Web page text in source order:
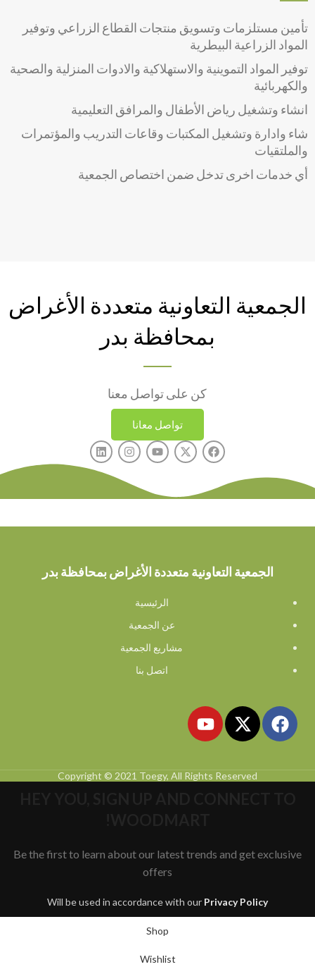
تأمين مستلزمات وتسويق منتجات القطاع الزراعي وتوفير
المواد الزراعية البيطرية
توفير المواد التموينية والاستهلاكية والادوات المنزلية والصحية
والكهربائية
انشاء وتشغيل رياض الأطفال والمرافق التعليمية
شاء وادارة وتشغيل المكتبات وقاعات التدريب والمؤتمرات
والملتقيات
أي خدمات اخرى تدخل ضمن اختصاص الجمعية
الجمعية التعاونية متعددة الأغراض
بمحافظة بدر
كن على تواصل معنا
تواصل معانا
الجمعية التعاونية متعددة الأغراض بمحافظة بدر
الرئيسية
عن الجمعية
مشاريع الجمعية
اتصل بنا
Copyright © 2021 Toegy, All Rights Reserved
Be the first to learn about our latest trends and get exclusive
offers
Will be used in accordance with our Privacy Policy
Shop
Wishlist